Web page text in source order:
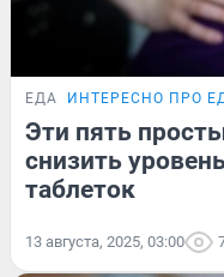
ЕДА ИНТЕРЕСНО ПРО
Эти пять
снизить
таблеток
13 августа, 2025, 03:00